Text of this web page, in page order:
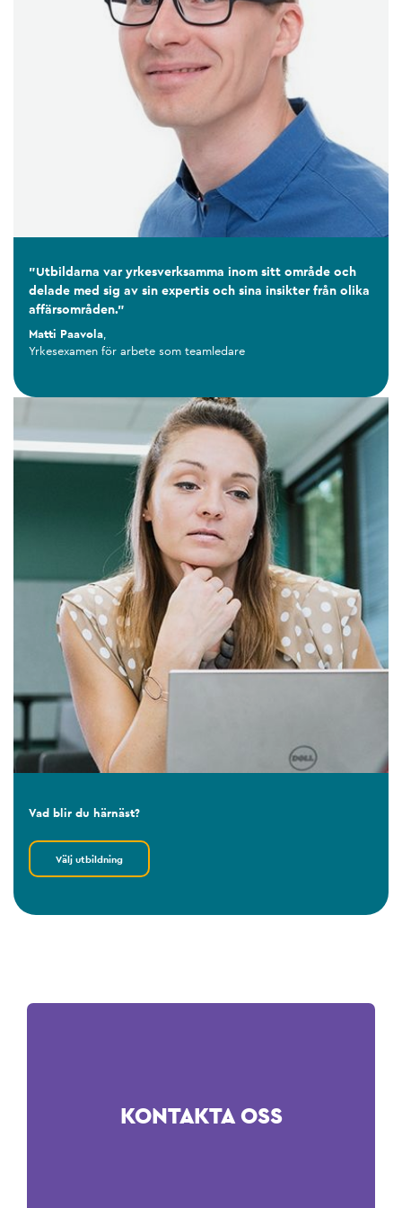
"Utbildarna var yrkesverksamma inom sitt område och
delade med sig av sin expertis och sina insikter från olika
affärsområden."
Matti Paavola,
Yrkesexamen för arbete som teamledare
Vad blir du härnäst?
Välj utbildning
KONTAKTA OSS